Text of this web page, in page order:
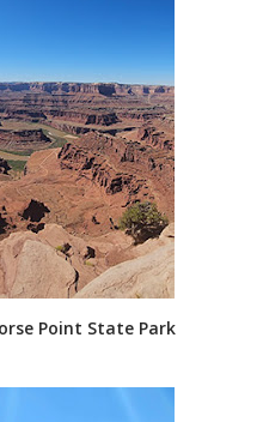
Point State Park